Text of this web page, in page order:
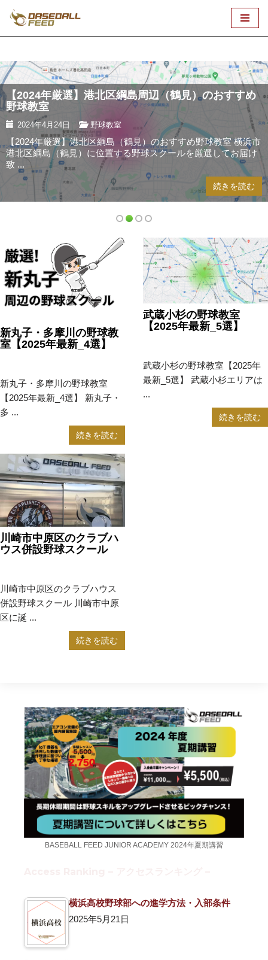
テ
ン
ツ
へ
ス
ッ
プ
【2024年厳選】港北区綱島周辺（鶴見）のおすすめ
野球教室​
2024年4月24日 野球教室
【2024年厳選】港北区綱島（鶴見）のおすすめ野球教室 横浜市
港北区綱島（鶴見）に位置する野球スクールを厳選してお届け
致 ...
続きを読む
新丸子・多摩川の野球教
室【2025年最新_4選】
新丸子・多摩川の野球教室
【2025年最新_4選】 新丸子・
多 ...
続きを読む
武蔵小杉の野球教室
【2025年最新_5選】
武蔵小杉の野球教室【2025年
最新_5選】 武蔵小杉エリアは
...
続きを読む
川崎市中原区のクラブハ
ウス併設野球スクール
川崎市中原区のクラブハウス
併設野球スクール 川崎市中原
区に誕 ...
続きを読む
BASEBALL FEED JUNIOR ACADEMY 2024年夏期講習
横浜高校野球部への進学方法・入部条件
2025年5月21日